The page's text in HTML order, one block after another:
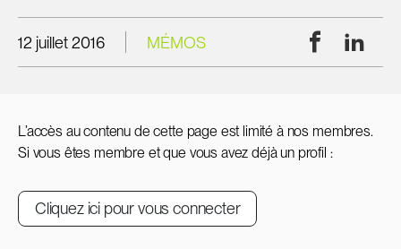
12 juillet 2016 MÉMOS Facebook
L’accès au contenu de cette page est limité à nos membres.
Si vous êtes membre et que vous avez déjà un profil :
Cliquez ici pour vous connecter